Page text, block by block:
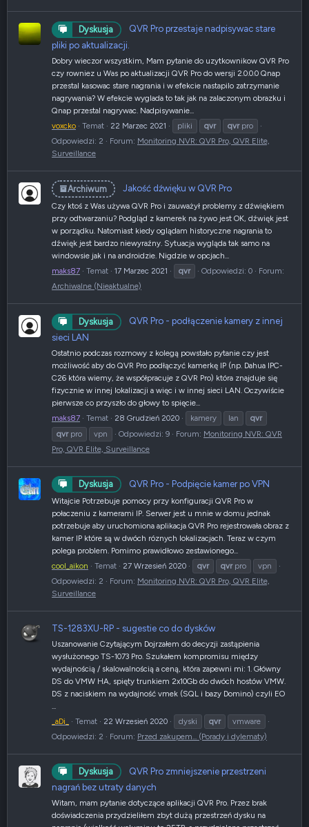
Dyskusja
QVR Pro przestaje nadpisywac stare
pliki po aktualizacji.
Dobry wieczor wszystkim, Mam pytanie do uzytkownikow QVR Pro
czy rowniez u Was po aktualizacji QVR Pro do wersji 2.0.0.0 Qnap
przestal kasowac stare nagrania i w efekcie nastapilo zatrzymanie
nagrywania? W efekcie wyglada to tak jak na zalaczonym obrazku i
Qnap przestal nagrywac. Nadpisywanie...
voxcko
Temat 22 Marzec 2021 pliki qvr qvrpro
Odpowiedzi: 2
Forum: Monitoring NVR: QVR Pro, QVR Elite,
Surveillance
Archiwum Jakość dźwięku w QVR Pro
Czy ktoś z Was używa QVR Pro i zauważył problemy z dźwiękiem
przy odtwarzaniu? Podgląd z kamerek na żywo jest OK, dźwięk jest
w porządku. Natomiast kiedy oglądam historyczne nagrania to
dźwięk jest bardzo niewyraźny. Sytuacja wygląda tak samo na
windowsie jak i na androidzie. Nigdzie w opcjach...
maks87
Temat 17 Marzec 2021 qvr Odpowiedzi: 0
Forum:
Archiwalne (Nieaktualne)
Dyskusja
QVR Pro - podłączenie kamery z innej
sieci LAN
Ostatnio podczas rozmowy z kolegą powstało pytanie czy jest
możliwość aby do QVR Pro podłączyć kamerkę IP (np. Dahua IPC-
C26 która wiemy, że współpracuje z QVR Pro) która znajduje się
fizycznie w innej lokalizacji a więc i w innej sieci LAN. Oczywiście
pierwsze co przyszło do głowy to spięcie...
maks87
Temat 28 Grudzień 2020 kamery lan
qvr
qvrpro vpn Odpowiedzi: 9 Forum: Monitoring NVR: QVR
Pro, QVR Elite, Surveillance
Dyskusja QVR Pro - Podpięcie kamer po VPN
Witajcie Potrzebuje pomocy przy konfiguracji QVR Pro w
połaczeniu z kamerami IP. Serwer jest u mnie w domu jednak
potrzebuje aby uruchomiona aplikacja QVR Pro rejestrowała obraz z
kamer IP które są w dwóch róznych lokalizacjach. Teraz w czym
polega problem. Pomimo prawidłowo zestawionego...
cool_aikon
Temat 27 Wrzesień 2020 qvr qvrpro
vpn
Odpowiedzi: 2
Forum: Monitoring NVR: QVR Pro, QVR Elite,
Surveillance
TS-1283XU-RP - sugestie co do dysków
Uszanowanie Czytającym Dojrzałem do decyzji zastąpienia
wysłużonego TS-1073 Pro. Szukałem kompromisu między
wydajnością / skalowalnością a ceną, która zapewni mi: 1. Główny
DS do VMW HA, spięty trunkiem 2x10Gb do dwóch hostów VMW.
DS z naciskiem na wydajność vmek (SQL i bazy Domino) czyli EO
_aDi_
Temat 22 Wrzesień 2020 dyski qvr
vmware
Odpowiedzi: 2
Forum: Przed zakupem... (Porady i dylematy)
Dyskusja
QVR Pro zmniejszenie przestrzeni
nagrań bez utraty danych
Witam, mam pytanie dotyczące aplikacji QVR Pro. Przez brak
doświadczenia przydzieliłem zbyt dużą przestrzeń dysku na